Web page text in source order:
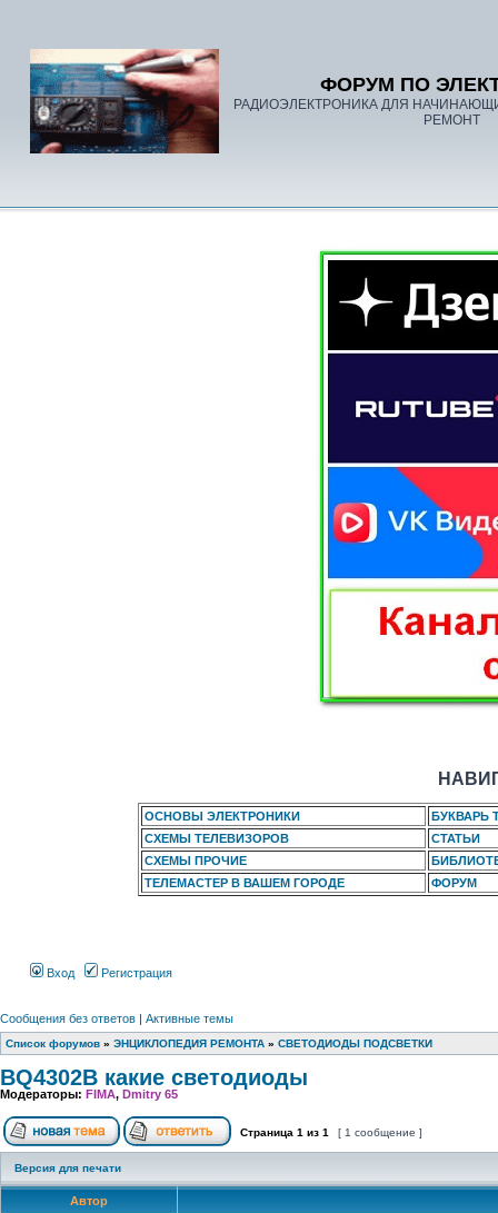
ФОРУМ ПО
РАДИОЭЛЕКТРОНИКА ДЛЯ
РЕМОНТ
ОСНОВЫ ЭЛЕКТРОНИКИ
БУКВАРЬ
СХЕМЫ ТЕЛЕВИЗОРОВ
СТАТЬИ
СХЕМЫ ПРОЧИЕ
ТЕЛЕМАСТЕР В ВАШЕМ ГОРОДЕ
ФОРУМ
Вход Регистрация
Сообщения без ответов | Активные темы
Список форумов » ЭНЦИКЛОПЕДИЯ РЕМОНТА » СВЕТОДИОДЫ ПОДСВЕТКИ
BQ4302B какие светодиоды
Модераторы: FIMA, Dmitry 65
Страница 1 из 1 [ 1 сообщение ]
Версия для печати
Автор